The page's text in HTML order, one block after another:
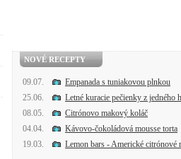
NOVÉ RECEPTY
09.07.
Empanada s tuniakovou plnkou
25.06.
Letné kuracie pečienky z jedného
08.05.
Citrónovo makový koláč
04.04.
Kávovo-čokoládová mousse torta
19.03.
Lemon bars - Americké citrónové